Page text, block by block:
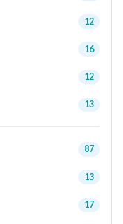
12
16
12
13
87
13
17